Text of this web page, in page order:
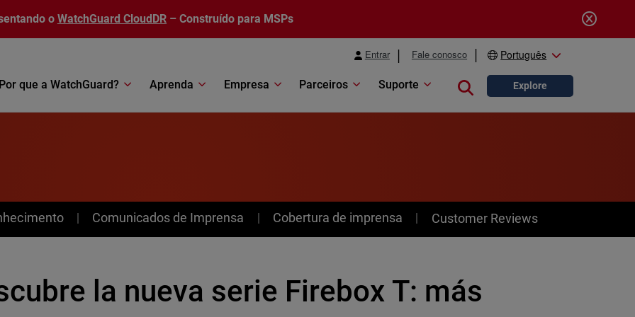
o WatchGuard CloudDR – Construído para MSPs
Entrar Fale conosco Português
Por que a WatchGuard? Aprenda Empresa Parceiros Suporte Close search
Explore
Comunicados de Imprensa Cobertura de imprensa Customer Reviews
la nueva serie Firebox T: más